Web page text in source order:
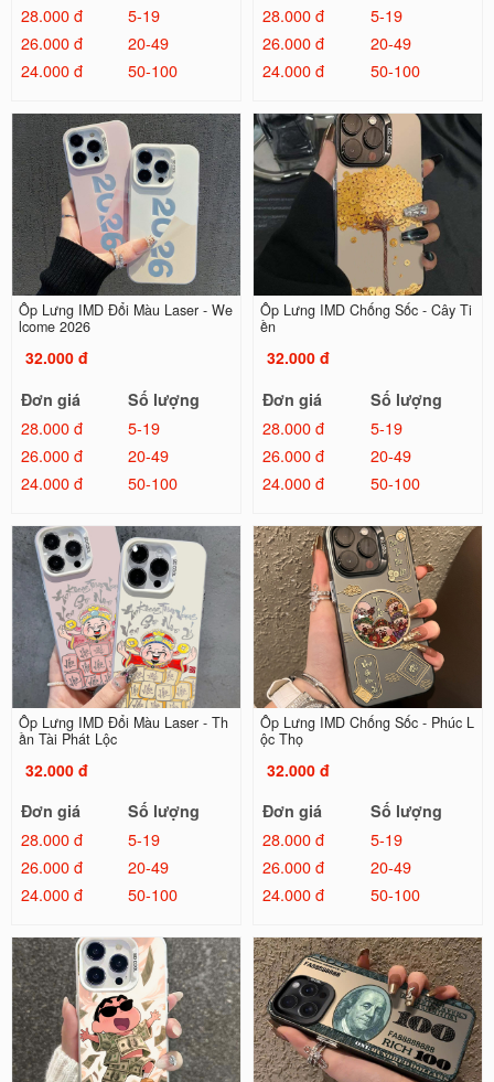
28.000 đ
5-19
26.000 đ
20-49
24.000 đ
50-100
28.000 đ
5-19
26.000 đ
20-49
24.000 đ
50-100
Ốp Lưng IMD Đổi Màu Laser - We
lcome 2026
32.000 đ
Đơn giá
Số lượng
28.000 đ
5-19
26.000 đ
20-49
24.000 đ
50-100
Ốp Lưng IMD Chống Sốc - Cây Ti
ền
32.000 đ
Đơn giá
Số lượng
28.000 đ
5-19
26.000 đ
20-49
24.000 đ
50-100
Ốp Lưng IMD Đổi Màu Laser - Th
ần Tài Phát Lộc
32.000 đ
Đơn giá
Số lượng
28.000 đ
5-19
26.000 đ
20-49
24.000 đ
50-100
Ốp Lưng IMD Chống Sốc - Phúc L
ộc Thọ
32.000 đ
Đơn giá
Số lượng
28.000 đ
5-19
26.000 đ
20-49
24.000 đ
50-100